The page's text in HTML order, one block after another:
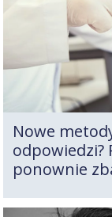
Nowe
odpowiedzi?
ponownie